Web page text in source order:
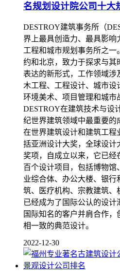
名规划设计院公司十大
DESTROY建筑事务所（
界上最具创造力、最具影响
工程和城市规划事务所之一
约和北京，致力于探求与其
表达的新形式，工作领域涉
木工程、工程设计、城市设
环境美术、项目管理和城市
DESTROY在建筑技术与设
纪世界建筑领域中最重要的
在世界建筑设计和建筑工程
括亚洲设计大奖，全球设计
奖项，自成立以来，它已经
百个设计项目，包括博物馆
业综合体、办公大楼、银行
筑、医疗机构、宗教建筑、
已经成为了国际公认的设计
国际知名的客户并肩合作
相一致的典范设计。
2022-12-30